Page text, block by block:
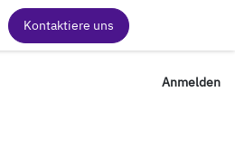
Kontaktiere uns
Anmelden